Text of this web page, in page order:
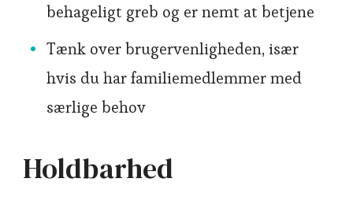
behageligt greb og er nemt at betjene
Tænk over brugervenligheden, især
hvis du har familiemedlemmer med
særlige behov
Holdbarhed